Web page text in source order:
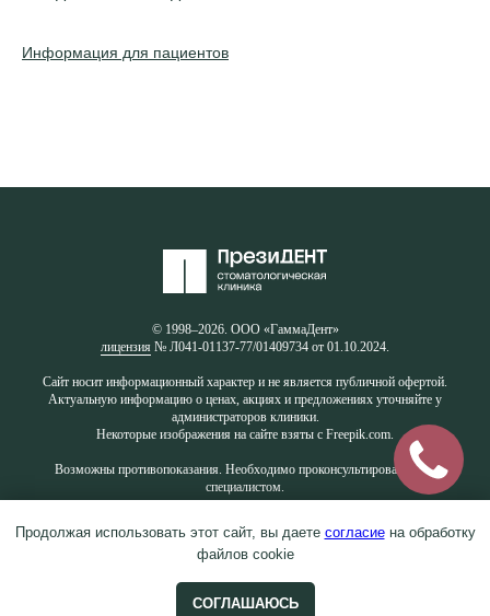
Информация для пациентов
Продолжая использовать этот сайт, вы даете согласиена обработку
файлов cookie
СОГЛАШАЮСЬ
© 1998–2026. ООО «ГаммаДент»
лицензия № Л041-01137-77/01409734 от 01.10.2024.
Сайт носит информационный характер и не является публичной офертой.
Актуальную информацию о ценах, акциях и предложениях уточняйте у
администраторов клиники.
Некоторые изображения на сайте взяты с Freepik.com.
Возможны противопоказания. Необходимо проконсультироваться со
специалистом.